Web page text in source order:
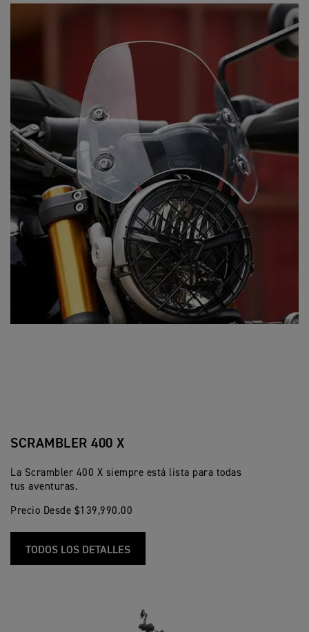
SCRAMBLER 400 X
La Scrambler 400 X siempre está lista para todas
tus aventuras.
Precio Desde $139,990.00
TODOS LOS DETALLES